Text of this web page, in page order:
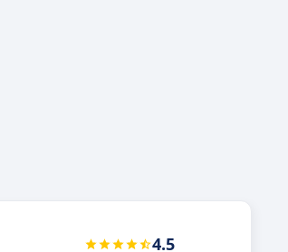
4.5